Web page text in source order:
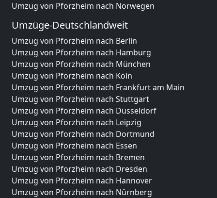
Umzug von Pforzheim nach Norwegen
Umzüge-Deutschlandweit
Umzug von Pforzheim nach Berlin
Umzug von Pforzheim nach Hamburg
Umzug von Pforzheim nach München
Umzug von Pforzheim nach Köln
Umzug von Pforzheim nach Frankfurt am Main
Umzug von Pforzheim nach Stuttgart
Umzug von Pforzheim nach Düsseldorf
Umzug von Pforzheim nach Leipzig
Umzug von Pforzheim nach Dortmund
Umzug von Pforzheim nach Essen
Umzug von Pforzheim nach Bremen
Umzug von Pforzheim nach Dresden
Umzug von Pforzheim nach Hannover
Umzug von Pforzheim nach Nürnberg